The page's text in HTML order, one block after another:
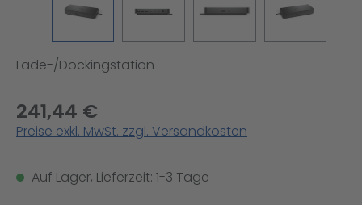
Lade-/Dockingstation
241,44 €
Preise exkl. MwSt. zzgl. Versandkosten
Auf Lager, Lieferzeit: 1-3 Tage